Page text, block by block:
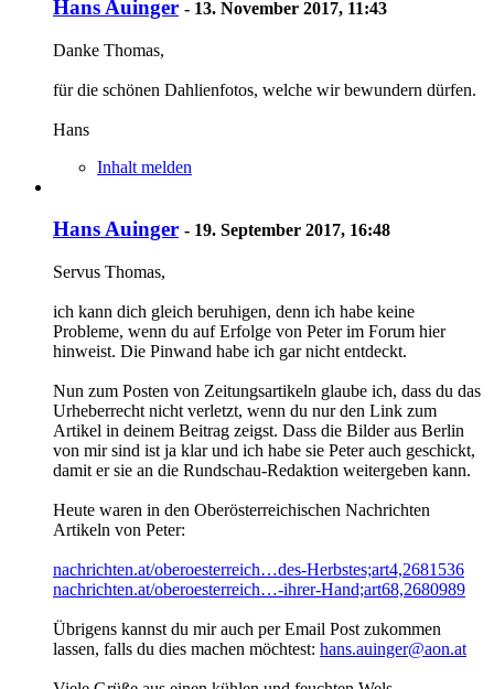
Hans Auinger - 13. November 2017, 11:43
Danke Thomas,
für die schönen Dahlienfotos, welche wir bewundern dürfen.
Hans
Inhalt melden
Hans Auinger - 19. September 2017, 16:48
Servus Thomas,
ich kann dich gleich beruhigen, denn ich habe keine
Probleme, wenn du auf Erfolge von Peter im Forum hier
hinweist. Die Pinwand habe ich gar nicht entdeckt.
Nun zum Posten von Zeitungsartikeln glaube ich, dass du das
Urheberrecht nicht verletzt, wenn du nur den Link zum
Artikel in deinem Beitrag zeigst. Dass die Bilder aus Berlin
von mir sind ist ja klar und ich habe sie Peter auch geschickt,
damit er sie an die Rundschau-Redaktion weitergeben kann.
Heute waren in den Oberösterreichischen Nachrichten
Artikeln von Peter:
nachrichten.at/oberoesterreich…des-Herbstes;art4,2681536
nachrichten.at/oberoesterreich…-ihrer-Hand;art68,2680989
Übrigens kannst du mir auch per Email Post zukommen
lassen, falls du dies machen möchtest: hans.auinger@aon.at